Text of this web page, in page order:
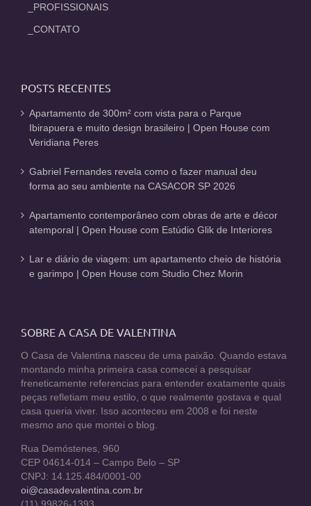
_PROFISSIONAIS
_CONTATO
POSTS RECENTES
Apartamento de 300m² com vista para o Parque
Ibirapuera e muito design brasileiro | Open House com
Veridiana Peres
Gabriel Fernandes revela como o fazer manual deu
forma ao seu ambiente na CASACOR SP 2026
Apartamento contemporâneo com obras de arte e décor
atemporal | Open House com Estúdio Glik de Interiores
Lar e diário de viagem: um apartamento cheio de história
e garimpo | Open House com Studio Chez Morin
SOBRE A CASA DE VALENTINA
O Casa de Valentina nasceu de uma paixão. Quando estava
montando minha primeira casa comecei a pesquisar
freneticamente referencias para entender exatamente quais
peças refletiam meu estilo, o que realmente gostava e qual
casa queria viver. Isso aconteceu em 2008 e foi neste
mesmo ano que montei o blog.
Rua Demóstenes, 960
CEP 04614-014 – Campo Belo – SP
CNPJ: 14.125.484/0001-00
oi@casadevalentina.com.br